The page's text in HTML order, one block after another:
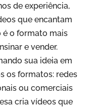
de experiência,
que encantam
é o formato mais
e vender.
sua ideia em
os formatos: redes
ou comerciais
cria vídeos que